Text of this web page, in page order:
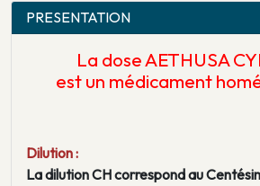
PRESENTATION
La dose AETHUSA
est un médicament
Dilution :
La dilution CH correspond au